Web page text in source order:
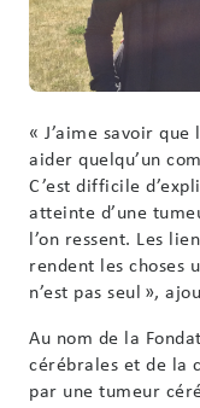
« J’aime savoir
aider quelqu’un
C’est difficile
atteinte d’une
l’on ressent. Les
rendent les choses
n’est pas seul »,
Au nom de la
cérébrales et de la
par une tumeur